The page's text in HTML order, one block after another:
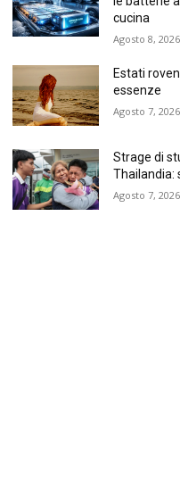
cucina
Agosto 8, 2026
Estati
essenze
Agosto 7, 2026
Strage di
Thailandia:
Agosto 7, 2026